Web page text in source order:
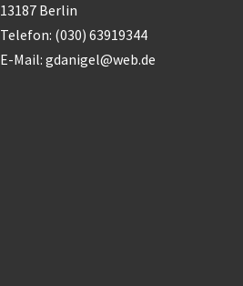
13187 Berlin
Telefon: (030) 63919344
E-Mail: gdanigel@web.de